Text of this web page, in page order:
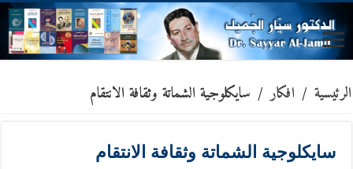
الرئيسية / افكار / سايكلوجية الشماتة وثقافة الانتقام
سايكلوجية الشماتة وثقافة الانتقام